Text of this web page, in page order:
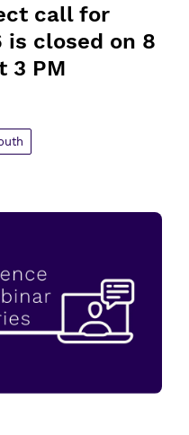
call for
closed on 8
3 PM
prostate cancer